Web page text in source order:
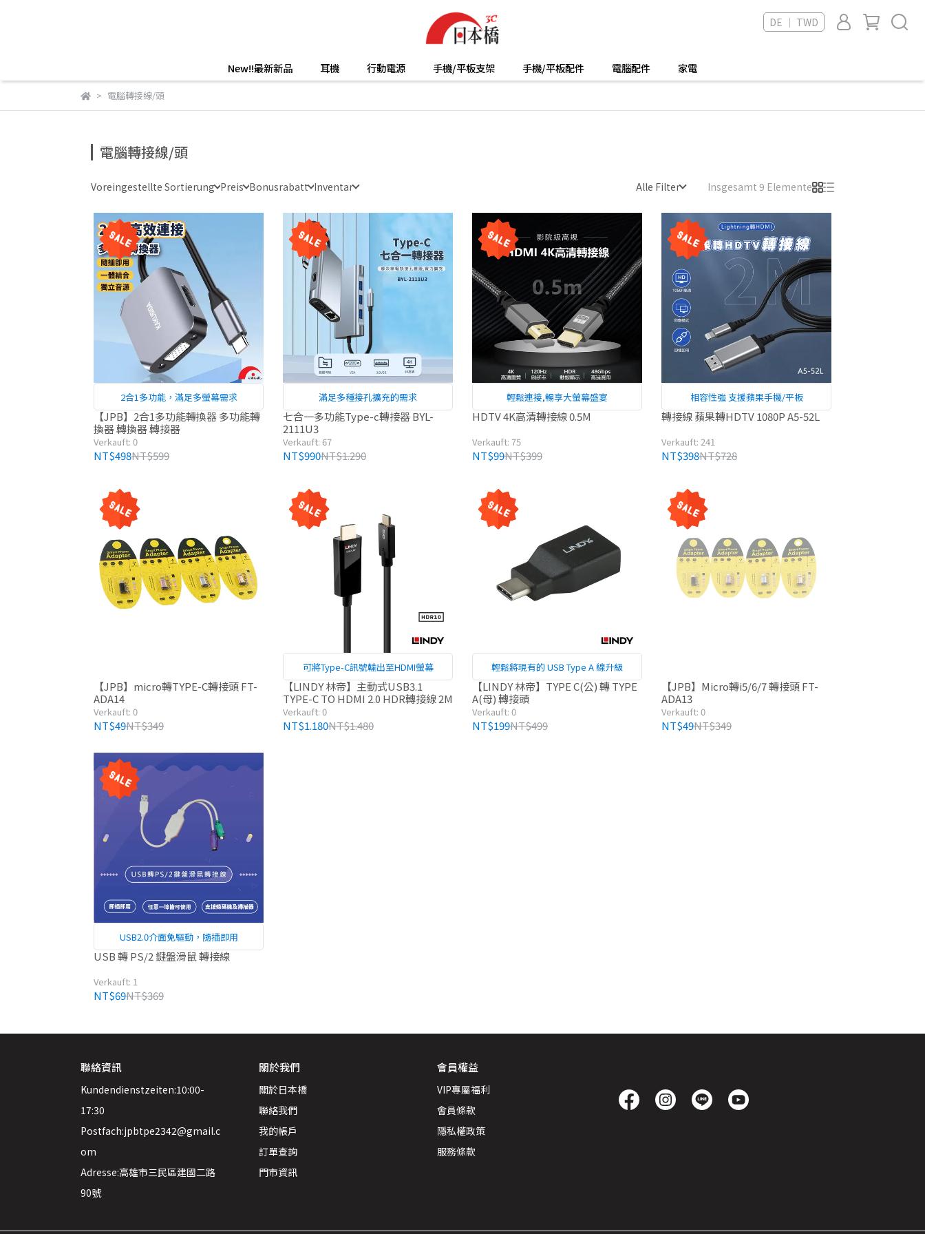
DE ｜ TWD
New!!最新新品 耳機 行動電源 手機/平板支架 手機/平板配件 電腦配件 家電
電腦轉接線/頭
電腦轉接線/頭
Voreingestellte Sortierung Preis Bonusrabatt Inventar Alle Filter Insgesamt 9 Elemente
2合1多功能，滿足多螢幕需求
【JPB】2合1多功能轉換器 多功能轉
換器 轉換器 轉接器
Verkauft: 0
NT$498NT$599
滿足多種接孔擴充的需求
七合一多功能Type-c轉接器 BYL-
2111U3
Verkauft: 67
NT$990NT$1.290
輕鬆連接,暢享大螢幕盛宴
HDTV 4K高清轉接線 0.5M
Verkauft: 75
NT$99NT$399
相容性強 支援蘋果手機/平板
轉接線 蘋果轉HDTV 1080P A5-52L
Verkauft: 241
NT$398NT$728
【JPB】micro轉TYPE-C轉接頭 FT-
ADA14
Verkauft: 0
NT$49NT$349
可將Type-C訊號輸出至HDMI螢幕
【LINDY 林帝】主動式USB3.1
TYPE-C TO HDMI 2.0 HDR轉接線 2M
Verkauft: 0
NT$1.180NT$1.480
輕鬆將現有的 USB Type A 線升級
【LINDY 林帝】TYPE C(公) 轉 TYPE
A(母) 轉接頭
Verkauft: 0
NT$199NT$499
【JPB】Micro轉i5/6/7 轉接頭 FT-
ADA13
Verkauft: 0
NT$49NT$349
USB2.0介面免驅動，隨插即用
USB 轉 PS/2 鍵盤滑鼠 轉接線
Verkauft: 1
NT$69NT$369
聯絡資訊
Kundendienstzeiten:10:00-
17:30
Postfach:jpbtpe2342@gmail.c
om
Adresse:高雄市三民區建國二路
90號
關於我們
關於日本橋
聯絡我們
我的帳戶
訂單查詢
門市資訊
會員權益
VIP專屬福利
會員條款
隱私權政策
服務條款